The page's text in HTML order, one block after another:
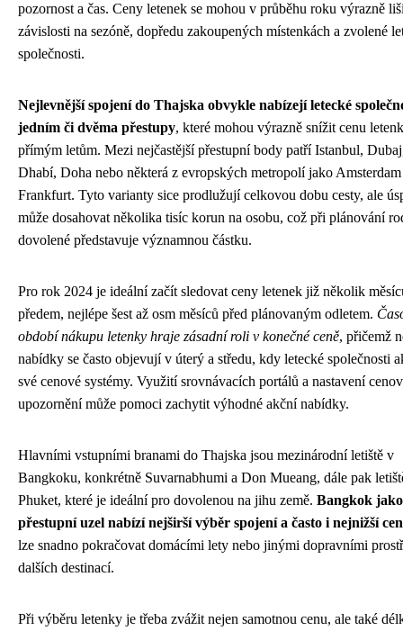
pozornost a čas. Ceny letenek se mohou v průběhu roku výrazně
závislosti na sezóně, dopředu zakoupených místenkách a zvolené
společnosti.
Nejlevnější spojení do Thajska obvykle nabízejí letecké
jedním či dvěma přestupy, které mohou výrazně snížit cenu
přímým letům. Mezi nejčastější přestupní body patří Istanbul,
Dhabí, Doha nebo některá z evropských metropolí jako
Frankfurt. Tyto varianty sice prodlužují celkovou dobu cesty, ale
může dosahovat několika tisíc korun na osobu, což při plánování
dovolené představuje významnou částku.
Pro rok 2024 je ideální začít sledovat ceny letenek již několik
předem, nejlépe šest až osm měsíců před plánovaným odletem.
období nákupu letenky hraje zásadní roli v konečné ceně, přičemž
nabídky se často objevují v úterý a středu, kdy letecké společnosti
své cenové systémy. Využití srovnávacích portálů a nastavení
upozornění může pomoci zachytit výhodné akční nabídky.
Hlavními vstupními branami do Thajska jsou mezinárodní letiště v
Bangkoku, konkrétně Suvarnabhumi a Don Mueang, dále pak
Phuket, které je ideální pro dovolenou na jihu země. Bangkok
přestupní uzel nabízí nejširší výběr spojení a často i nejnižší
lze snadno pokračovat domácími lety nebo jinými dopravními
dalších destinací.
Při výběru letenky je třeba zvážit nejen samotnou cenu, ale také